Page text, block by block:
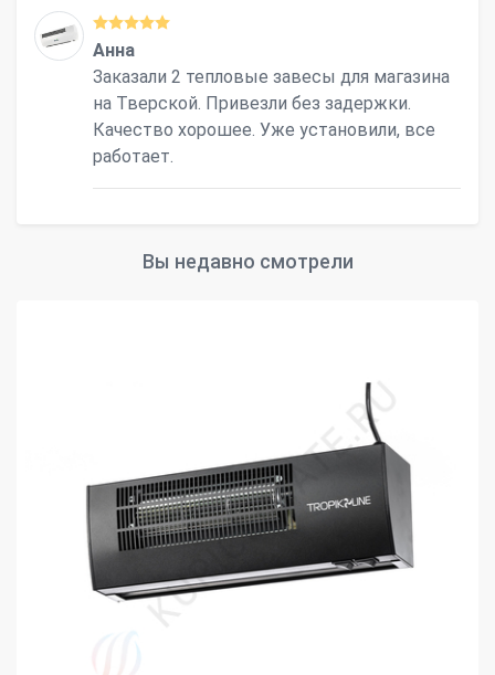
Анна
Заказали 2 тепловые завесы для магазина
на Тверской. Привезли без задержки.
Качество хорошее. Уже установили, все
работает.
Вы недавно смотрели